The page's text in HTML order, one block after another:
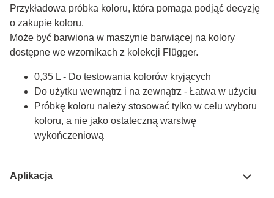
Przykładowa próbka koloru, która pomaga podjąć decyzję
o zakupie koloru.
Może być barwiona w maszynie barwiącej na kolory
dostępne we wzornikach z kolekcji Flügger.
0,35 L - Do testowania kolorów kryjących
Do użytku wewnątrz i na zewnątrz - Łatwa w użyciu
Próbkę koloru należy stosować tylko w celu wyboru
koloru, a nie jako ostateczną warstwę
wykończeniową
Aplikacja